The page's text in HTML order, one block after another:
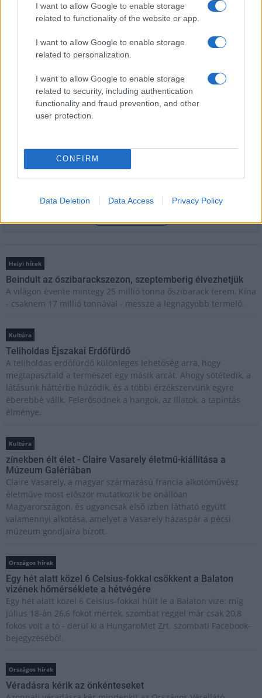
I want to allow Google to enable storage
related to functionality of the website or app.
I want to allow Google to enable storage
related to personalization.
I want to allow Google to enable storage
related to security, including authentication
functionality and fraud prevention, and other
user protection.
CONFIRM
Data Deletion Data Access Privacy Policy
Feliratkozom a hírlevélre és elfogadom azadatvédelmi
Helyi hírek
Beindult az őszibarackszezon, szeptemberig élvezhetjük
A világon évente mintegy 25 millió tonna őszibarack terem, Kína
- csaknem 17 millió tonnával - messze a legnagyobb termelő.
Kultúra
Teliholdas Éjszakai Erdőfürdő
A teliholdas erdőfürdő különleges lehetőség arra, hogy
megtapasztald a természet egy másik arcát. Ahogy sötétedik, a
látásunk háttérbe húzódik, és a többi érzékszervünk egyre
éberebbé válik. Felerősödnek a hangok, az illatok, a tapintás
élménye.
Kultúra
zínekben élt élet - Claire Vasarely életmű-kiállítása a
Múzeum Galériában
Claire Vasarely, a magyar származású francia alkotóművész
életműve most először mutatkozik be önállóan
Magyarországon, és ugyancsak első ízben látható együtt
valamennyi alkotása, amelyet a Vasarely házaspár a pécsi
múzeum gondjaira bízott.
Országos hírek
Egy hét alatt közel 6 Celsius-fokkal csökkent a Balaton
vizének hőmérséklete a hétvégére
Egy hét alatt közel 6 Celsius-fokkal hűlt le a Balaton vize: míg
július 18-án 26,6 fokot mértek, szombat reggel már csak 20,8
fokos volt a tó - derül ki a HungaroMet Zrt. szombati Facebook-
bejegyzéséből.
Országos hírek
Véradásra kérik az önkénteseket